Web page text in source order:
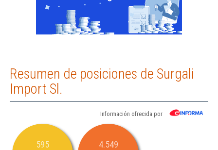
Resumen de posiciones de Surgali
Import Sl.
Información ofrecida por
595 4.549